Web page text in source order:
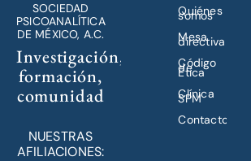
SOCIEDAD
PSICOANALÍTICA
DE MÉXICO, A.C.
Investigación,
formación,
comunidad
NUESTRAS
AFILIACIONES:
Quiénes
somos
Mesa
directiva
Código
de
Ética
Clínica
SPM
Contacto